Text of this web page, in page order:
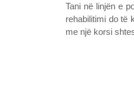
Tani në linjën e
rehabilitimi do të
me një korsi